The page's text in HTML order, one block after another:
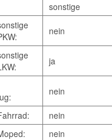
sonstige
nein
ja
nein
nein
nein